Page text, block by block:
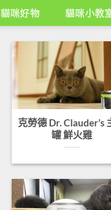
貓咪好物 貓咪小教
克勞德 Dr. Clauder’s
罐 鮮火雞